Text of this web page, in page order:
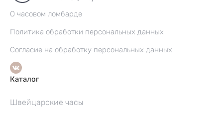
О часовом ломбарде
Политика обработки персональных данных
Согласие на обработку персональных данных
Каталог
Швейцарские часы